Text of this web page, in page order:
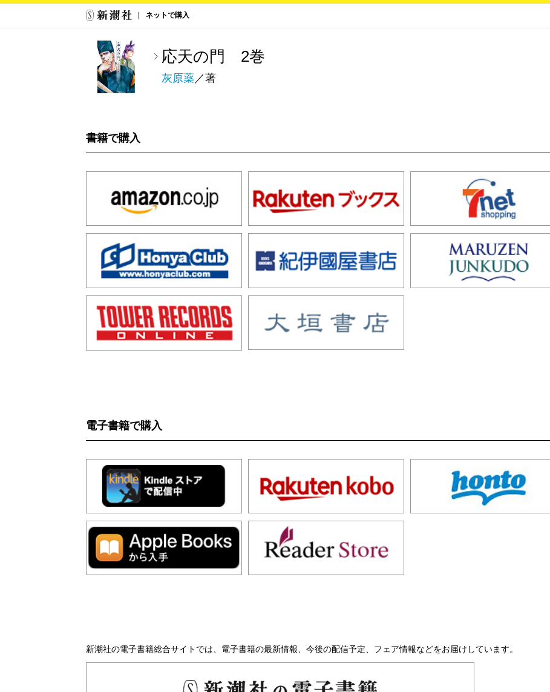
ネットで購入
応天の門 2巻
灰原薬／著
書籍で購入
電子書籍で購入
新潮社の電子書籍総合サイトでは、電子書籍の最新情報、今後の配信予定、フェア情報などをお届けしています。